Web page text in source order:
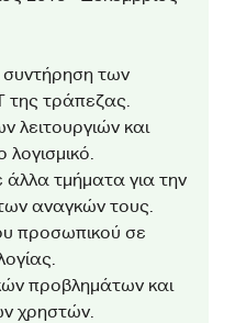
συντήρηση των
της τράπεζας.
λειτουργιών και
λογισμικό.
άλλα τμήματα για την
αναγκών τους.
προσωπικού σε
προβλημάτων και
χρηστών.